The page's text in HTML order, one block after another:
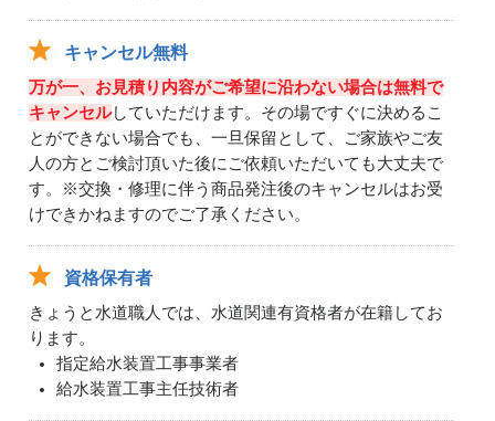
キャンセル無料
万が一、お見積り内容がご希望に沿わない場合は無料で
キャンセルしていただけます。その場ですぐに決めるこ
とができない場合でも、一旦保留として、ご家族やご友
人の方とご検討頂いた後にご依頼いただいても大丈夫で
す。※交換・修理に伴う商品発注後のキャンセルはお受
けできかねますのでご了承ください。
資格保有者
きょうと水道職人では、水道関連有資格者が在籍してお
ります。
指定給水装置工事事業者
給水装置工事主任技術者